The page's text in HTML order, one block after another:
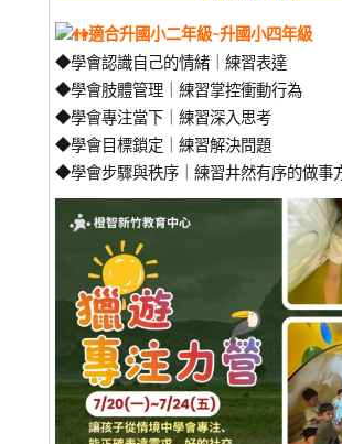
適合升國小二年級~升國小四年級
◆學會認識自己的情緒｜練習表達
◆學會肢體管理｜練習掌控衝動行為
◆學會專注當下｜練習深入思考
◆學會目標鎖定｜練習解決問題
◆學會步驟與秩序｜練習井然有序的做事